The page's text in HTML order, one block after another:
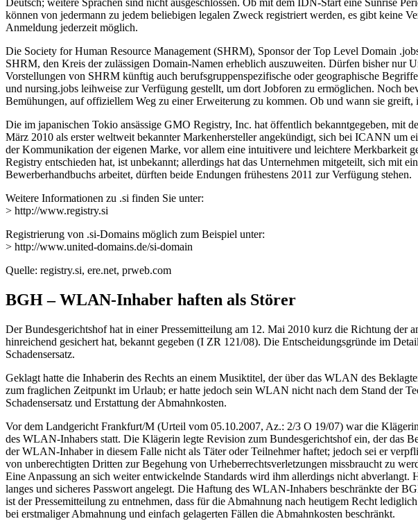
Deutsch; weitere Sprachen sind nicht ausgeschlossen. Ob mit dem IDN-Start eine Sunrise
können von jedermann zu jedem beliebigen legalen Zweck registriert werden, es gibt keine
Anmeldung jederzeit möglich.
Die Society for Human Resource Management (SHRM), Sponsor der Top Level Domain
SHRM, den Kreis der zulässigen Domain-Namen erheblich auszuweiten. Dürfen bisher nur
Vorstellungen von SHRM künftig auch berufsgruppenspezifische oder geographische
und nursing.jobs leihweise zur Verfügung gestellt, um dort Jobforen zu ermöglichen. Noch
Bemühungen, auf offiziellem Weg zu einer Erweiterung zu kommen. Ob und wann sie greift,
Die im japanischen Tokio ansässige GMO Registry, Inc. hat öffentlich bekanntgegeben,
März 2010 als erster weltweit bekannter Markenhersteller angekündigt, sich bei ICANN um
der Kommunikation der eigenen Marke, vor allem eine intuitivere und leichtere Merkbarkeit
Registry entschieden hat, ist unbekannt; allerdings hat das Unternehmen mitgeteilt, sich mit
Bewerberhandbuchs arbeitet, dürften beide Endungen frühestens 2011 zur Verfügung stehen.
Weitere Informationen zu .si finden Sie unter:
> http://www.registry.si
Registrierung von .si-Domains möglich zum Beispiel unter:
> http://www.united-domains.de/si-domain
Quelle: registry.si, ere.net, prweb.com
BGH – WLAN-Inhaber haften als Störer
Der Bundesgerichtshof hat in einer Pressemitteilung am 12. Mai 2010 kurz die Richtung der
hinreichend gesichert hat, bekannt gegeben (I ZR 121/08). Die Entscheidungsgründe im
Schadensersatz.
Geklagt hatte die Inhaberin des Rechts an einem Musiktitel, der über das WLAN des
zum fraglichen Zeitpunkt im Urlaub; er hatte jedoch sein WLAN nicht nach dem Stand der
Schadensersatz und Erstattung der Abmahnkosten.
Vor dem Landgericht Frankfurt/M (Urteil vom 05.10.2007, Az.: 2/3 O 19/07) war die
des WLAN-Inhabers statt. Die Klägerin legte Revision zum Bundesgerichtshof ein, der das
der WLAN-Inhaber in diesem Falle nicht als Täter oder Teilnehmer haftet; jedoch sei er
von unberechtigten Dritten zur Begehung von Urheberrechtsverletzungen missbraucht zu
Eine Anpassung an sich weiter entwickelnde Standards wird ihm allerdings nicht
langes und sicheres Passwort angelegt. Die Haftung des WLAN-Inhabers beschränkte der
ist der Pressemitteilung zu entnehmen, dass für die Abmahnung nach heutigem Recht
bei erstmaliger Abmahnung und einfach gelagerten Fällen die Abmahnkosten beschränkt.